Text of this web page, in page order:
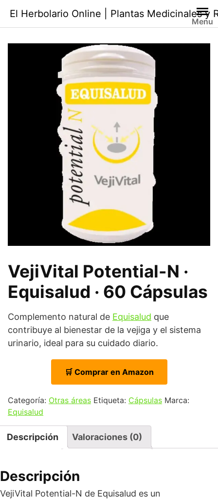
contenido
El Herbolario Online | Plantas Medicinales y
Menu
VejiVital Potential-N ·
Equisalud · 60 Cápsulas
Complemento natural de Equisalud que
contribuye al bienestar de la vejiga y el sistema
urinario, ideal para su cuidado diario.
🛒 Comprar en Amazon
Categoría: Otras áreas Etiqueta: Cápsulas Marca:
Equisalud
Descripción Valoraciones (0)
Descripción
VejiVital Potential-N de Equisalud es un